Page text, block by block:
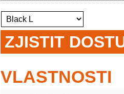
ZJISTIT
VLASTNOSTI